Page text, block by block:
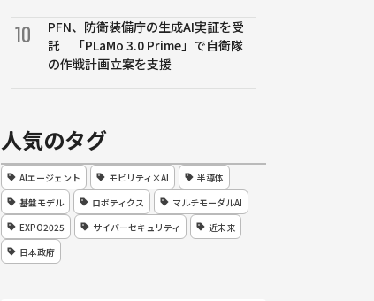
10
PFN、防衛装備庁の生成AI実証を受
託 「PLaMo 3.0 Prime」で自衛隊
の作戦計画立案を支援
人気のタグ
AIエージェント モビリティ×AI
半導体
基盤モデル
ロボティクス
マルチモーダルAI
EXPO2025
サイバーセキュリティ
近未来
日本政府